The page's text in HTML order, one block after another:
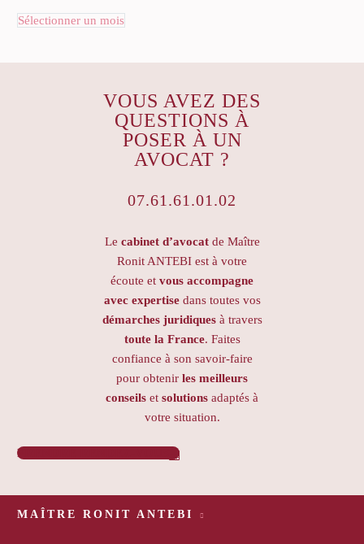
Sélectionner un mois
VOUS AVEZ DES
QUESTIONS À
POSER À UN
AVOCAT ?
07.61.61.01.02
Le cabinet d’avocatde Maître
Ronit ANTEBI est à votre
écoute et vous accompagne
avec expertisedans toutes vos
démarches juridiquesà travers
toute la France. Faites
confiance à son savoir-faire
pour obtenir les meilleurs
conseils et solutions adaptés à
votre situation.
PRENDRE RENDEZ-VOUS 
MAÎTRE RONIT ANTEBI